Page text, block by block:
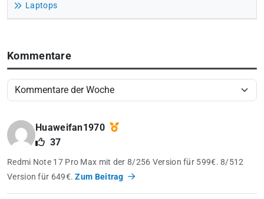
Laptops
Kommentare
Huaweifan1970
37
Redmi Note 17 Pro Max mit der 8/256 Version für 599€. 8/512
Version für 649€.Zum Beitrag